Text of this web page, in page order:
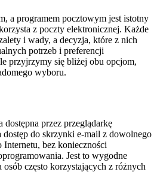
a programem pocztowym jest istotny
z poczty elektronicznej. Każde
i wady, a decyzja, które z nich
potrzeb i preferencji
przyjrzymy się bliżej obu opcjom,
wyboru.
dostępna przez przeglądarkę
do skrzynki e-mail z dowolnego
Internetu, bez konieczności
Jest to wygodne
często korzystających z różnych